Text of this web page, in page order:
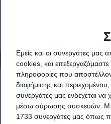
Εμείς και οι συνεργάτες
cookies, και
πληροφορίες που
διαφήμισης και
συνεργάτες μας ενδέχεται
μέσω σάρωσης συσκευών.
1733 συνεργάτες μας όπως
▷
Σύγχρονη σχεδίαση και